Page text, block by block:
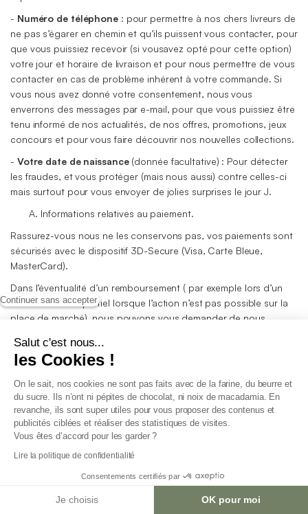
Continuer sans accepter
Salut c'est nous...
les Cookies !
On le sait, nos cookies ne sont pas faits avec de la farine, du beurre et
du sucre. Ils n’ont ni pépites de chocolat, ni noix de macadamia. En
revanche, ils sont super utiles pour vous proposer des contenus et
publicités ciblées et réaliser des statistiques de visites.
Vous êtes d’accord pour les garder ?
Lire la politique de confidentialité
Consentements certifiés par
Je choisis OK pour moi
- Numéro de téléphone: pour permettre à nos chers livreurs de
ne pas s’égarer en chemin et qu’ils puissent vous contacter, pour
que vous puissiez recevoir (si vousavez opté pour cette option)
votre jour et horaire de livraison et pour nous permettre de vous
contacter en cas de problème inhérent à votre commande. Si
vous nous avez donné votre consentement, nous vous
enverrons des messages par e-mail, pour que vous puissiez être
tenu informé de nos actualités, de nos offres, promotions, jeux
concours et pour vous faire découvrir nos nouvelles collections.
- Votre date de naissance(donnée facultative) : Pour détecter
les fraudes, et vous protéger (mais nous aussi) contre celles-ci
mais surtout pour vous envoyer de jolies surprises le jour J.
A. Informations relatives au paiement.
Rassurez-vous nous ne les conservons pas, vos paiements sont
sécurisés avec le dispositif 3D-Secure (Visa, Carte Bleue,
MasterCard).
Dans l’éventualité d’un remboursement ( par exemple lors d’un
remboursement partiel lorsque l’action n’est pas possible sur la
place de marché), nous pouvons vous demander de nous
afin de remplir notre part du contrat avec vous pour vous
rembourser. Nous ne conservons pas votre IBAN après
l’opération de remboursement.
B. Vos échanges avec nous : historique d'activité.
Nous utilisons l’historique de vos activités pour vous assister,
former nos équipes et vous fournir le meilleur service possible.
Votre expérience sera unique et personnalisée.
C. Identification de vos équipements (IP, MAC, UDID) et
navigateur (Chrome, Firefox, Safari...)